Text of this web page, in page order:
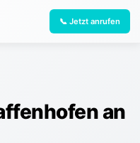
📞 Jetzt anrufen
an